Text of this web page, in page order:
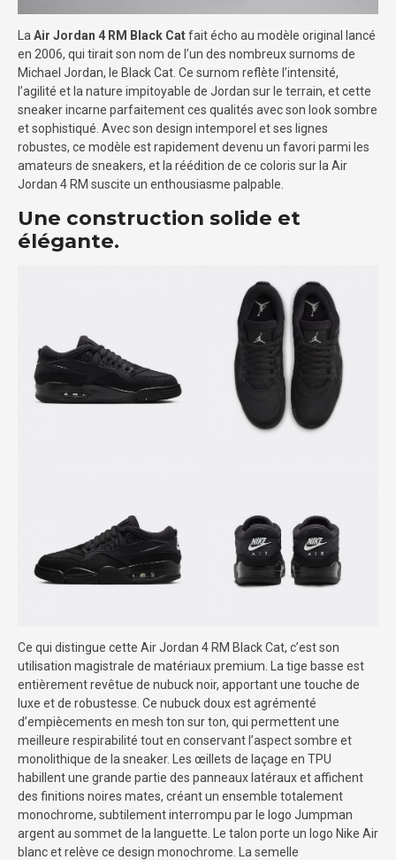
LaAir Jordan 4 RM Black Catfait écho au modèle original lancé
en 2006, qui tirait son nom de l’un des nombreux surnoms de
Michael Jordan, le Black Cat. Ce surnom reflète l’intensité,
l’agilité et la nature impitoyable de Jordan sur le terrain, et cette
sneaker incarne parfaitement ces qualités avec son look sombre
et sophistiqué. Avec son design intemporel et ses lignes
robustes, ce modèle est rapidement devenu un favori parmi les
amateurs de sneakers, et la réédition de ce coloris sur la Air
Jordan 4 RM suscite un enthousiasme palpable.
Une construction solide et
élégante.
Ce qui distingue cette Air Jordan 4 RM Black Cat, c’est son
utilisation magistrale de matériaux premium. La tige basse est
entièrement revêtue de nubuck noir, apportant une touche de
luxe et de robustesse. Ce nubuck doux est agrémenté
d’empiècements en mesh ton sur ton, qui permettent une
meilleure respirabilité tout en conservant l’aspect sombre et
monolithique de la sneaker. Les œillets de laçage en TPU
habillent une grande partie des panneaux latéraux et affichent
des finitions noires mates, créant un ensemble totalement
monochrome, subtilement interrompu par le logo Jumpman
argent au sommet de la languette. Le talon porte un logo Nike Air
blanc et relève ce design monochrome. La semelle